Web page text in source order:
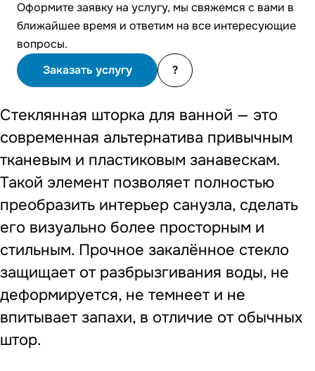
Оформите заявку на услугу, мы свяжемся с вами в
ближайшее время и ответим на все интересующие
вопросы.
Заказать услугу
?
Стеклянная шторка для ванной — это
современная альтернатива привычным
тканевым и пластиковым занавескам.
Такой элемент позволяет полностью
преобразить интерьер санузла, сделать
его визуально более просторным и
стильным. Прочное закалённое стекло
защищает от разбрызгивания воды, не
деформируется, не темнеет и не
впитывает запахи, в отличие от обычных
штор.